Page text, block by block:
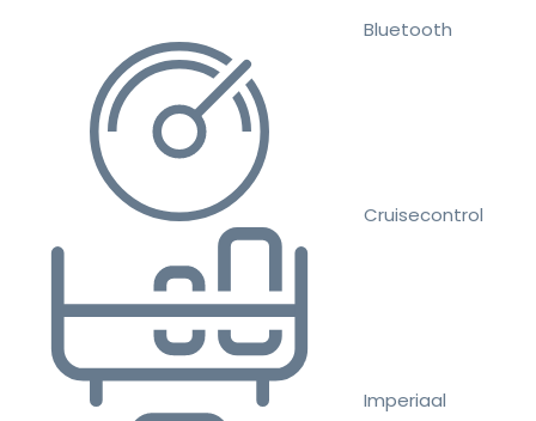
Bluetooth
Cruisecontrol
Imperiaal